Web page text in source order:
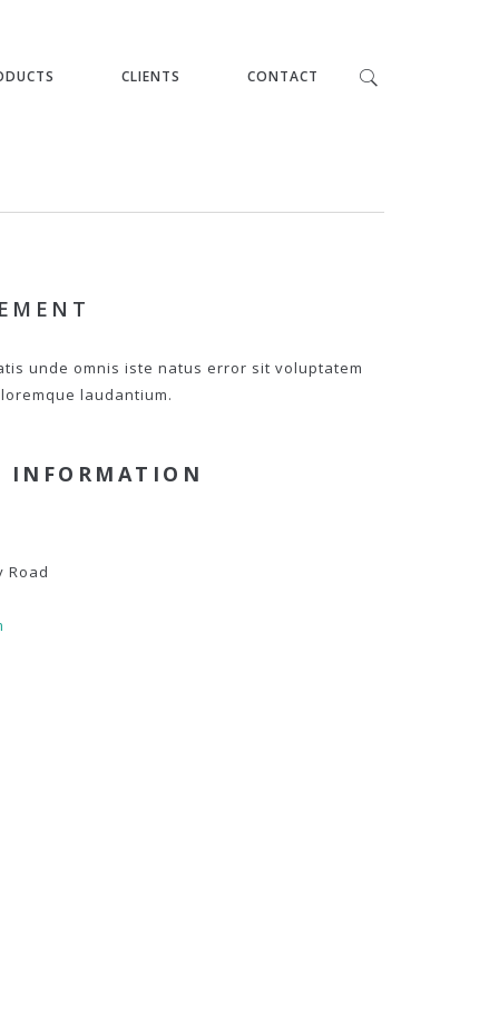
CLIENTS CONTACT
unde omnis iste natus error sit voluptatem
laudantium.
INFORMATION
Road